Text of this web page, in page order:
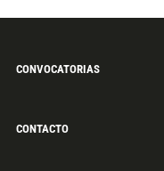
CONVOCATORIAS
CONTACTO